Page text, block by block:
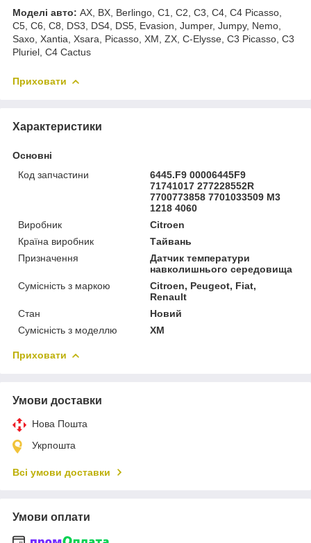
Моделі авто: AX, BX, Berlingo, C1, C2, C3, C4, C4 Picasso,
C5, C6, C8, DS3, DS4, DS5, Evasion, Jumper, Jumpy, Nemo,
Saxo, Xantia, Xsara, Picasso, XM, ZX, C-Elysse, C3 Picasso, C3
Pluriel, C4 Cactus
Приховати
Характеристики
Основні
Код запчастини
6445.F9 00006445F9
71741017 277228552R
7700773858 7701033509 M3
1218 4060
Виробник
Citroen
Країна виробник
Тайвань
Призначення
Датчик температури
навколишнього середовища
Сумісність з маркою
Citroen, Peugeot, Fiat,
Renault
Стан
Новий
Сумісність з моделлю
XM
Приховати
Умови доставки
Нова Пошта
Укрпошта
Всі умови доставки
Умови оплати